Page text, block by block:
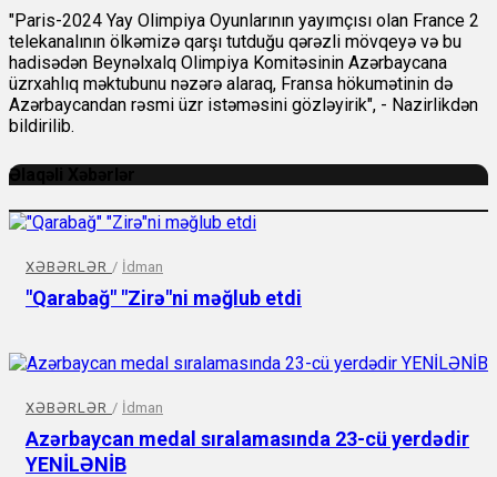
"Paris-2024 Yay Olimpiya Oyunlarının yayımçısı olan France 2
telekanalının ölkəmizə qarşı tutduğu qərəzli mövqeyə və bu
hadisədən Beynəlxalq Olimpiya Komitəsinin Azərbaycana
üzrxahlıq məktubunu nəzərə alaraq, Fransa hökumətinin də
Azərbaycandan rəsmi üzr istəməsini gözləyirik", - Nazirlikdən
bildirilib.
Əlaqəli Xəbərlər
XƏBƏRLƏR / İdman
"Qarabağ" "Zirə"ni məğlub etdi
XƏBƏRLƏR / İdman
Azərbaycan medal sıralamasında 23-cü yerdədir
YENİLƏNİB